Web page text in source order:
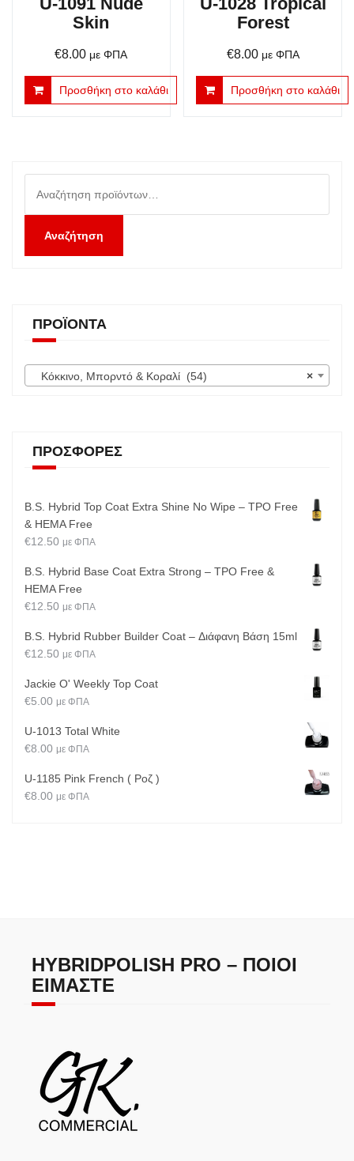
Skin
€8.00 με ΦΠΑ
Προσθήκη στο καλάθι
Forest
€8.00 με ΦΠΑ
Προσθήκη στο καλάθι
για:
Αναζήτηση
ΠΡΟΪΌΝΤΑ
×
Κόκκινο, Μπορντό & Κοραλί (54)
ΠΡΟΣΦΟΡΈΣ
B.S. Hybrid Top Coat Extra Shine No Wipe – TPO Free
& HEMA Free
€12.50 με ΦΠΑ
B.S. Hybrid Base Coat Extra Strong – TPO Free &
HEMA Free
€12.50 με ΦΠΑ
B.S. Hybrid Rubber Builder Coat – Διάφανη Βάση 15ml
€12.50 με ΦΠΑ
Jackie O' Weekly Top Coat
€5.00 με ΦΠΑ
U-1013 Total White
€8.00 με ΦΠΑ
U-1185 Pink French ( Ροζ )
€8.00 με ΦΠΑ
HYBRIDPOLISH PRO – ΠΟΙΟΙ
ΕΊΜΑΣΤΕ